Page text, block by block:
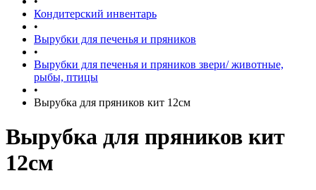
Кондитерский инвентарь
•
Вырубки для печенья и пряников
•
Вырубки для печенья и пряников звери/ животные,
рыбы, птицы
•
Вырубка для пряников кит 12см
Вырубка для пряников кит
12см